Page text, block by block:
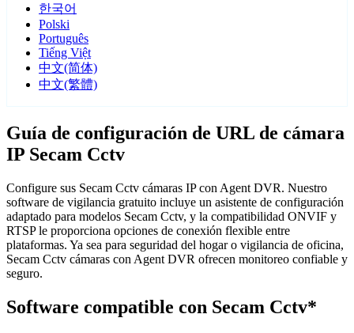
한국어
Polski
Português
Tiếng Việt
中文(简体)
中文(繁體)
Guía de configuración de URL de cámara
IP Secam Cctv
Configure sus Secam Cctv cámaras IP con Agent DVR. Nuestro
software de vigilancia gratuito incluye un asistente de configuración
adaptado para modelos Secam Cctv, y la compatibilidad ONVIF y
RTSP le proporciona opciones de conexión flexible entre
plataformas. Ya sea para seguridad del hogar o vigilancia de oficina,
Secam Cctv cámaras con Agent DVR ofrecen monitoreo confiable y
seguro.
Software compatible con Secam Cctv*